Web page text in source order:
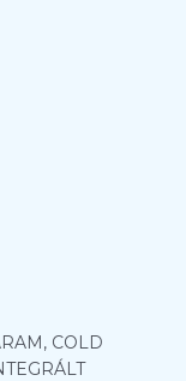
COLD